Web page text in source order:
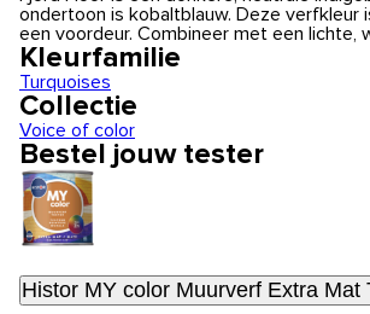
ondertoon is kobaltblauw. Deze verfkleur
een voordeur. Combineer met een lichte,
Kleurfamilie
Turquoises
Collectie
Voice of color
Bestel jouw tester
Histor MY color Muurverf Extra Mat